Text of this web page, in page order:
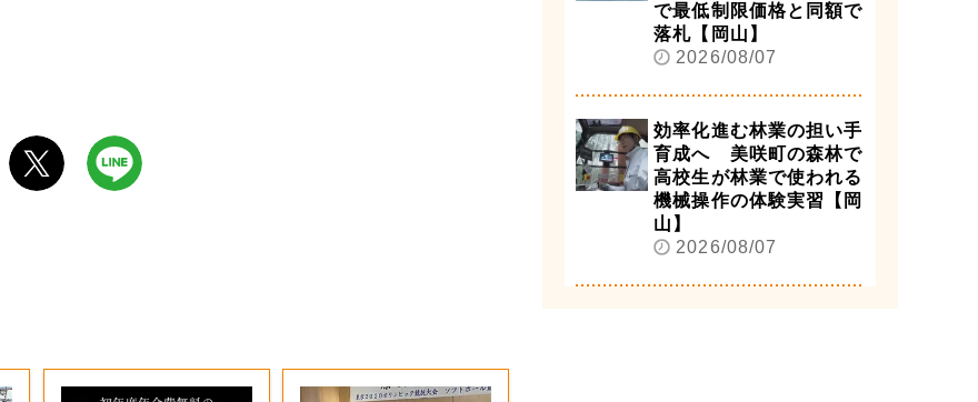
で最低制限価格と同額で
落札【岡山】
2026/08/07
効率化進む林業の担い手
育成へ 美咲町の森林で
高校生が林業で使われる
機械操作の体験実習【岡
山】
2026/08/07